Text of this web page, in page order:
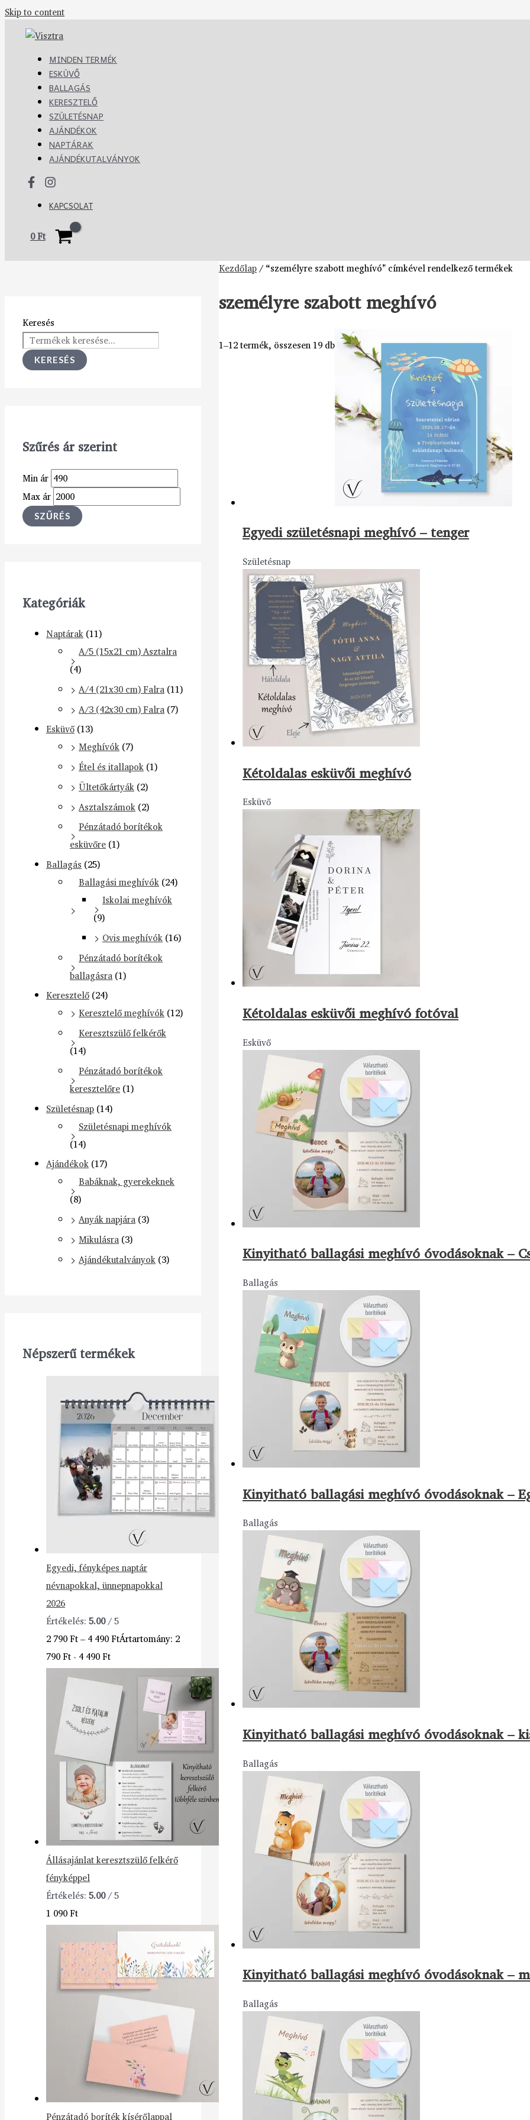
Skip to content
MINDEN TERMÉK
ESKÜVŐ
BALLAGÁS
KERESZTELŐ
SZÜLETÉSNAP
AJÁNDÉKOK
NAPTÁRAK
AJÁNDÉKUTALVÁNYOK
KAPCSOLAT
0Ft
Keresés
KERESÉS
Szűrés ár szerint
Min ár
Max ár
SZŰRÉS
Kategóriák
Naptárak (11)
A/5 (15x21 cm) Asztalra
(4)
A/4 (21x30 cm) Falra (11)
A/3 (42x30 cm) Falra (7)
Esküvő (13)
Meghívók (7)
Étel és itallapok (1)
Ültetőkártyák (2)
Asztalszámok (2)
Pénzátadó borítékok
esküvőre (1)
Ballagás (25)
Ballagási meghívók (24)
Iskolai meghívók
(9)
Ovis meghívók (16)
Pénzátadó borítékok
ballagásra (1)
Keresztelő (24)
Keresztelő meghívók (12)
Keresztszülő felkérők
(14)
Pénzátadó borítékok
keresztelőre (1)
Születésnap (14)
Születésnapi meghívók
(14)
Ajándékok (17)
Babáknak, gyerekeknek
(8)
Anyák napjára (3)
Mikulásra (3)
Ajándékutalványok (3)
Népszerű termékek
Egyedi, fényképes naptár
névnapokkal, ünnepnapokkal
2026
Értékelés: 5.00/ 5
2 790Ft– 4 490FtÁrtartomány: 2
790 Ft - 4 490 Ft
Állásajánlat keresztszülő felkérő
fényképpel
Értékelés: 5.00/ 5
1 090Ft
Pénzátadó boríték kísérőlappal
Kezdőlap/ “személyre szabott meghívó” címkével rendelkező termékek
személyre szabott meghívó
1–12 termék, összesen 19 db
Egyedi születésnapi meghívó – tenger
Születésnap
Kétoldalas esküvői meghívó
Esküvő
Kétoldalas esküvői meghívó fotóval
Esküvő
Kinyitható ballagási meghívó óvodásoknak –
Ballagás
Kinyitható ballagási meghívó óvodásoknak –
Ballagás
Kinyitható ballagási meghívó óvodásoknak –
Ballagás
Kinyitható ballagási meghívó óvodásoknak –
Ballagás